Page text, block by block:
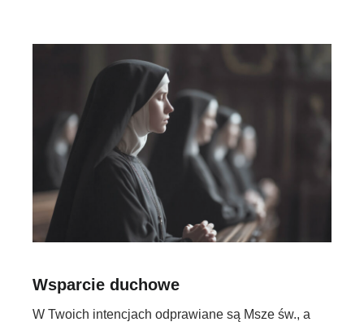
Wsparcie duchowe
W Twoich intencjach odprawiane są Msze św., a